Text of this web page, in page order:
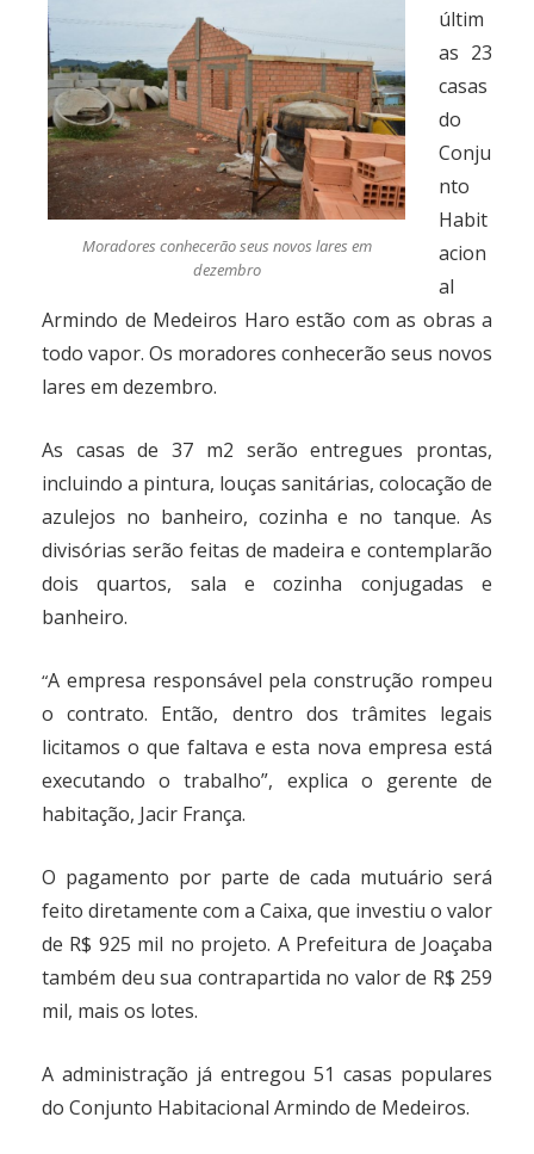
Moradores conhecerão seus novos lares em
dezembro
últim
as 23
casas
do
Conju
nto
Habit
acion
al
Armindo de Medeiros Haro estão com as obras a
todo vapor. Os moradores conhecerão seus novos
lares em dezembro.
As casas de 37 m2 serão entregues prontas,
incluindo a pintura, louças sanitárias, colocação de
azulejos no banheiro, cozinha e no tanque. As
divisórias serão feitas de madeira e contemplarão
dois quartos, sala e cozinha conjugadas e
banheiro.
“A empresa responsável pela construção rompeu
o contrato. Então, dentro dos trâmites legais
licitamos o que faltava e esta nova empresa está
executando o trabalho”, explica o gerente de
habitação, Jacir França.
O pagamento por parte de cada mutuário será
feito diretamente com a Caixa, que investiu o valor
de R$ 925 mil no projeto. A Prefeitura de Joaçaba
também deu sua contrapartida no valor de R$ 259
mil, mais os lotes.
A administração já entregou 51 casas populares
do Conjunto Habitacional Armindo de Medeiros.